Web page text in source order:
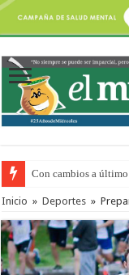
Con cambios a
Del viernes 7 al
Inicio » Deportes »